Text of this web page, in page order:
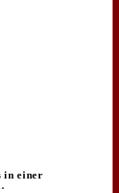
in einer